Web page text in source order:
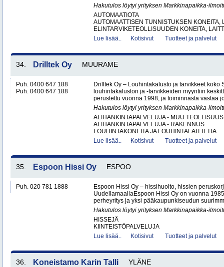
Hakutulos löytyi yrityksen Markkinapaikka-
AUTOMAATIOTA
AUTOMAATTISEN TUNNISTUKSEN KONEITA,
ELINTARVIKETEOLLISUUDEN KONEITA,
Lue lisää..
Kotisivut Tuotteet ja palvelut
34. Drilltek Oy MUURAME
Puh. 0400 647 188
Puh. 0400 647 188
Drilltek Oy – Louhintakalusto ja tarvikkeet koko
louhintakaluston ja -tarvikkeiden myyntiin
perustettu vuonna 1998, ja toiminnasta vastaa
Hakutulos löytyi yrityksen Markkinapaikka-
ALIHANKINTAPALVELUJA - MUU TEOLLISUUS
ALIHANKINTAPALVELUJA - RAKENNUS
LOUHINTAKONEITA JA LOUHINTALAITTEITA..
Lue lisää..
Kotisivut Tuotteet ja palvelut
35. Espoon Hissi Oy ESPOO
Puh. 020 781 1888
Espoon Hissi Oy – hissihuolto, hissien
UudellamaallaEspoon Hissi Oy on vuonna
perheyritys ja yksi pääkaupunkiseudun
Hakutulos löytyi yrityksen Markkinapaikka-
HISSEJÄ
KIINTEISTÖPALVELUJA
Lue lisää..
Kotisivut Tuotteet ja palvelut
36. Koneistamo Karin Talli YLÄNE